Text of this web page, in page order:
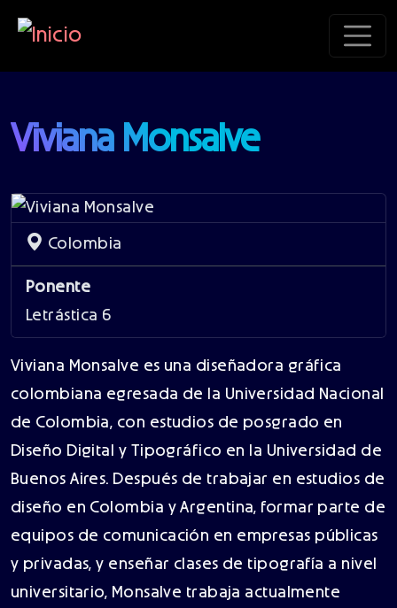
Viviana Monsalve
Colombia
Ponente
Letrástica 6
Viviana Monsalve es una diseñadora gráfica
colombiana egresada de la Universidad Nacional
de Colombia, con estudios de posgrado en
Diseño Digital y Tipográfico en la Universidad de
Buenos Aires. Después de trabajar en estudios de
diseño en Colombia y Argentina, formar parte de
equipos de comunicación en empresas públicas
y privadas, y enseñar clases de tipografía a nivel
universitario, Monsalve trabaja actualmente